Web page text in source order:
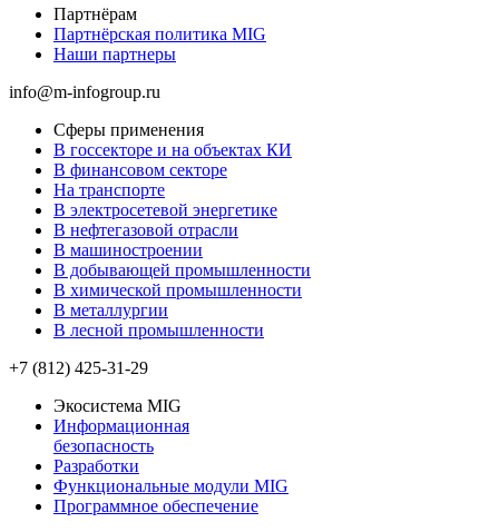
Партнёрам
Партнёрская политика MIG
Наши партнеры
info@m-infogroup.ru
Сферы применения
В госсекторе и на объектах КИ
В финансовом секторе
На транспорте
В электросетевой энергетике
В нефтегазовой отрасли
В машиностроении
В добывающей промышленности
В химической промышленности
В металлургии
В лесной промышленности
+7 (812) 425-31-29
Экосистема MIG
Информационная
безопасность
Разработки
Функциональные модули MIG
Программное обеспечение